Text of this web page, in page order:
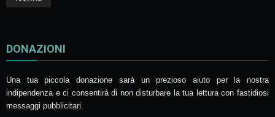
DONAZIONI
Una tua piccola donazione sarà un prezioso aiuto per la nostra
indipendenza e ci consentirà di non disturbare la tua lettura con fastidiosi
messaggi pubblicitari.